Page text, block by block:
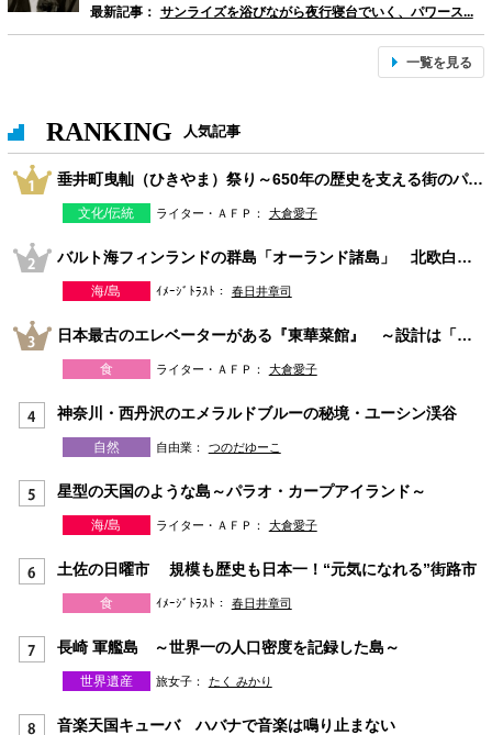
最新記事： サンライズを浴びながら夜行寝台でいく、パワース...
一覧を見る
RANKING 人気記事
垂井町曳軕（ひきやま）祭り～650年の歴史を支える街のパワー～
文化/伝統 ライター・ＡＦＰ： 大倉愛子
バルト海フィンランドの群島「オーランド諸島」 北欧白夜の夏旅
海/島 ｲﾒｰｼﾞﾄﾗｽﾄ： 春日井章司
日本最古のエレベーターがある『東華菜館』 ～設計は「天皇を守ったアメリカ人」Ｗ・ヴォーリズ～
食 ライター・ＡＦＰ： 大倉愛子
神奈川・西丹沢のエメラルドブルーの秘境・ユーシン渓谷
自然 自由業： つのだゆーこ
星型の天国のような島～パラオ・カープアイランド～
海/島 ライター・ＡＦＰ： 大倉愛子
土佐の日曜市 規模も歴史も日本一！“元気になれる”街路市
食 ｲﾒｰｼﾞﾄﾗｽﾄ： 春日井章司
長崎 軍艦島 ～世界一の人口密度を記録した島～
世界遺産 旅女子： たく みかり
音楽天国キューバ ハバナで音楽は鳴り止まない